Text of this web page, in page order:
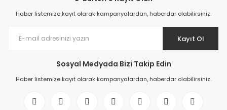
Haber listemize kayıt olarak kampanyalardan, haberdar olabilirsiniz.
Kayıt Ol
Sosyal Medyada Bizi Takip Edin
Haber listemize kayıt olarak kampanyalardan, haberdar olabilirsiniz.